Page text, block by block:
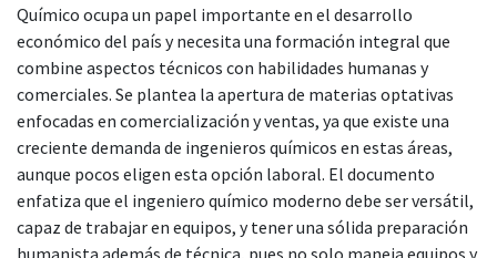
Químico ocupa un papel importante en el desarrollo
económico del país y necesita una formación integral que
combine aspectos técnicos con habilidades humanas y
comerciales. Se plantea la apertura de materias optativas
enfocadas en comercialización y ventas, ya que existe una
creciente demanda de ingenieros químicos en estas áreas,
aunque pocos eligen esta opción laboral. El documento
enfatiza que el ingeniero químico moderno debe ser versátil,
capaz de trabajar en equipos, y tener una sólida preparación
humanista además de técnica, pues no solo maneja equipos y